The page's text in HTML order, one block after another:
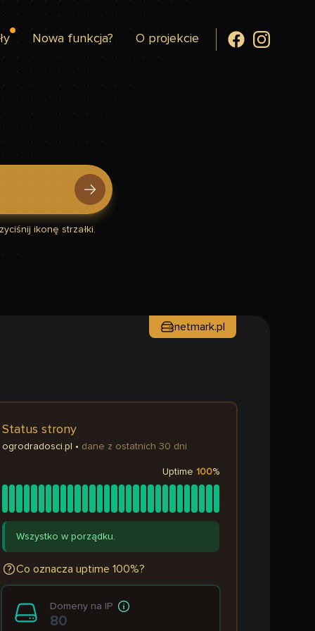
Nowa funkcja? O projekcie
ikonę strzałki.
netmark.pl
Status strony
ogrodradosci.pl • dane z ostatnich 30 dni
Uptime 100%
Wszystko w porządku.
Co oznacza uptime 100%?
Domeny na IP
80